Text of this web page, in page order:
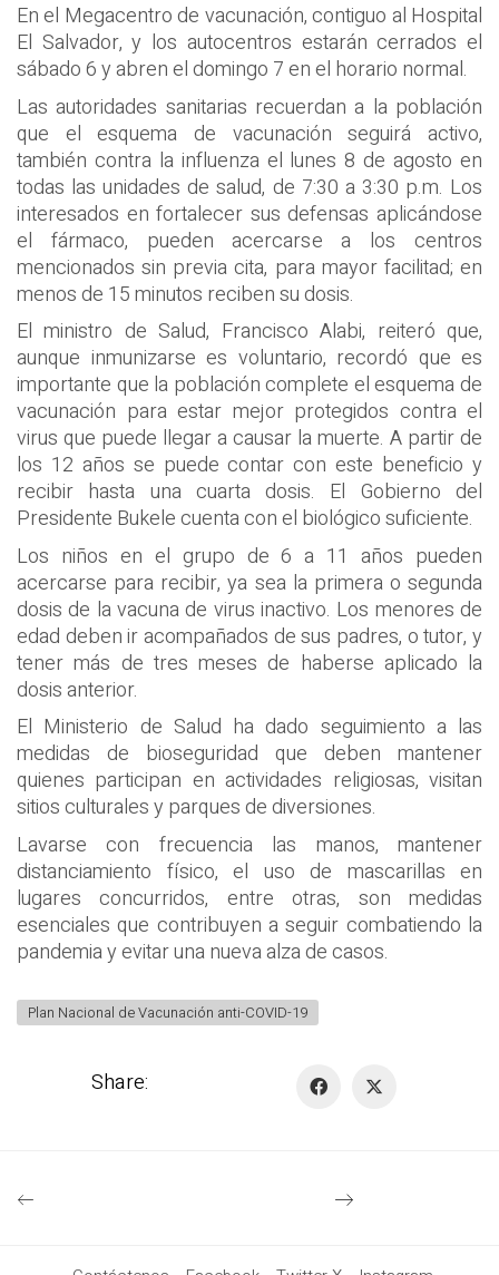
En el Megacentro de vacunación, contiguo al Hospital
El Salvador, y los autocentros estarán cerrados el
sábado 6 y abren el domingo 7 en el horario normal.
Las autoridades sanitarias recuerdan a la población
que el esquema de vacunación seguirá activo,
también contra la influenza el lunes 8 de agosto en
todas las unidades de salud, de 7:30 a 3:30 p.m. Los
interesados en fortalecer sus defensas aplicándose
el fármaco, pueden acercarse a los centros
mencionados sin previa cita, para mayor facilitad; en
menos de 15 minutos reciben su dosis.
El ministro de Salud, Francisco Alabi, reiteró que,
aunque inmunizarse es voluntario, recordó que es
importante que la población complete el esquema de
vacunación para estar mejor protegidos contra el
virus que puede llegar a causar la muerte. A partir de
los 12 años se puede contar con este beneficio y
recibir hasta una cuarta dosis. El Gobierno del
Presidente Bukele cuenta con el biológico suficiente.
Los niños en el grupo de 6 a 11 años pueden
acercarse para recibir, ya sea la primera o segunda
dosis de la vacuna de virus inactivo. Los menores de
edad deben ir acompañados de sus padres, o tutor, y
tener más de tres meses de haberse aplicado la
dosis anterior.
El Ministerio de Salud ha dado seguimiento a las
medidas de bioseguridad que deben mantener
quienes participan en actividades religiosas, visitan
sitios culturales y parques de diversiones.
Lavarse con frecuencia las manos, mantener
distanciamiento físico, el uso de mascarillas en
lugares concurridos, entre otras, son medidas
esenciales que contribuyen a seguir combatiendo la
pandemia y evitar una nueva alza de casos.
Plan Nacional de Vacunación anti-COVID-19
Share: